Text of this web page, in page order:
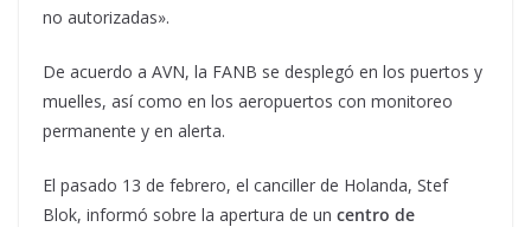
no autorizadas».
De acuerdo a AVN, la FANB se desplegó en los puertos y
muelles, así como en los aeropuertos con monitoreo
permanente y en alerta.
El pasado 13 de febrero, el canciller de Holanda, Stef
Blok, informó sobre la apertura de un centro de